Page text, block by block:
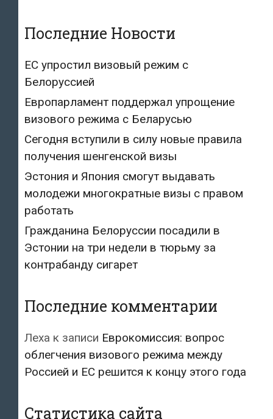
Последние Новости
ЕС упростил визовый режим с
Белоруссией
Европарламент поддержал упрощение
визового режима с Беларусью
Сегодня вступили в силу новые правила
получения шенгенской визы
Эстония и Япония смогут выдавать
молодежи многократные визы с правом
работать
Гражданина Белоруссии посадили в
Эстонии на три недели в тюрьму за
контрабанду сигарет
Последние комментарии
Леха к записи Еврокомиссия: вопрос
облегчения визового режима между
Россией и ЕС решится к концу этого года
Статистика сайта